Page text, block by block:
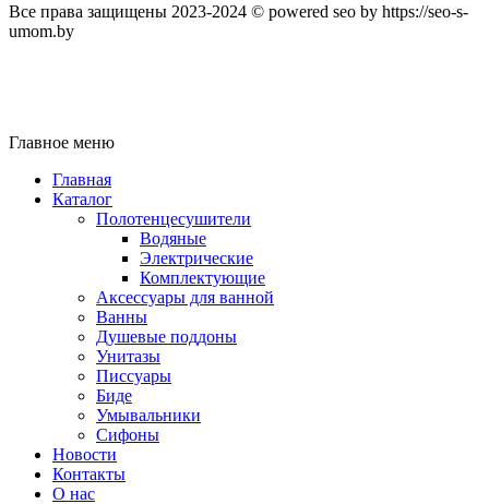
Все права защищены 2023-2024 © powered seo by https://seo-s-
umom.by
Главное меню
Главная
Каталог
Полотенцесушители
Водяные
Электрические
Комплектующие
Аксессуары для ванной
Ванны
Душевые поддоны
Унитазы
Писсуары
Биде
Умывальники
Сифоны
Новости
Контакты
О нас